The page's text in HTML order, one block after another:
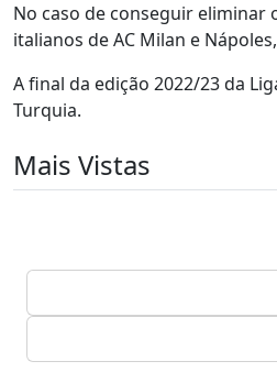
No caso de conseguir
italianos de AC Milan e
A final da edição 2022/23 da
Turquia.
Mais Vistas